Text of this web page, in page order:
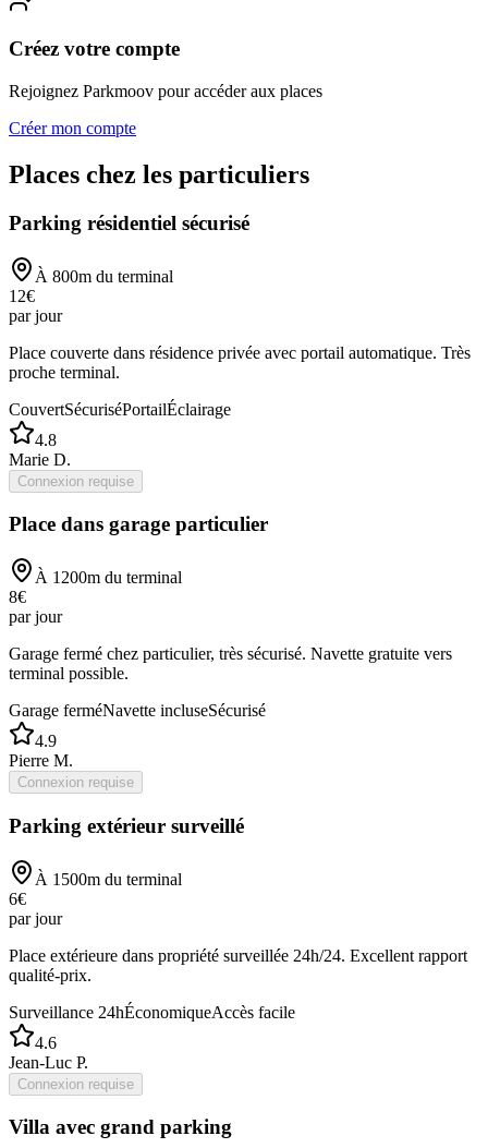
Créez votre compte
Rejoignez Parkmoov pour accéder aux places
Créer mon compte
Places chez les particuliers
Parking résidentiel sécurisé
À 800m du terminal
12€
par jour
Place couverte dans résidence privée avec portail automatique. Très
proche terminal.
CouvertSécuriséPortailÉclairage
4.8
Marie D.
Connexion requise
Place dans garage particulier
À 1200m du terminal
8€
par jour
Garage fermé chez particulier, très sécurisé. Navette gratuite vers
terminal possible.
Garage ferméNavette incluseSécurisé
4.9
Pierre M.
Connexion requise
Parking extérieur surveillé
À 1500m du terminal
6€
par jour
Place extérieure dans propriété surveillée 24h/24. Excellent rapport
qualité-prix.
Surveillance 24hÉconomiqueAccès facile
4.6
Jean-Luc P.
Connexion requise
Villa avec grand parking